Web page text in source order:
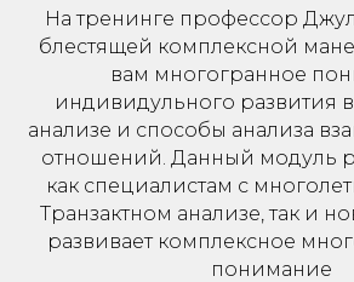
На тренинге профессор
блестящей комплексной
вам многогранное
индивидульного развития в
анализе и способы анализа
отношений. Данный модуль
как специалистам с
Транзактном анализе, так и
развивает комплексное
понимание